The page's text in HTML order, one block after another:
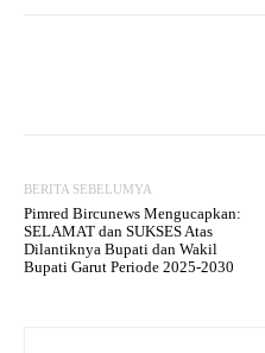
BERITA SEBELUMYA
Pimred Bircunews Mengucapkan:
SELAMAT dan SUKSES Atas
Dilantiknya Bupati dan Wakil
Bupati Garut Periode 2025-2030